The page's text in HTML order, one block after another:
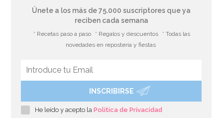
Pack de 50 globos de látex fucsia mate
Únete a los más de 75.000 suscriptores que ya
reciben cada semana
* Recetas paso a paso * Regalos y descuentos
* Todas las
novedades en repostería y fiestas
INSCRIBIRSE
He leído y acepto laPolítica de Privacidad